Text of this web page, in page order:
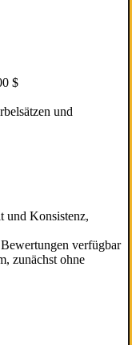
$
und
und Konsistenz,
verfügbar
zunächst ohne